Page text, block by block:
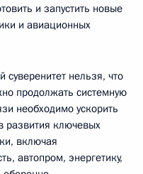
и запустить новые
и авиационных
суверенитет нельзя, что
продолжать системную
необходимо ускорить
развития ключевых
включая
автопром, энергетику,